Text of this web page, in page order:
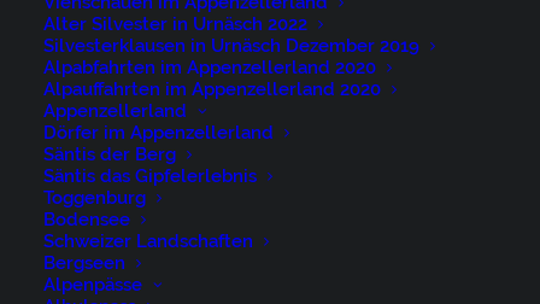
Alter Silvester in Urnäsch 2022
Silvesterklausen in Urnäsch Dezember 2019
Alpabfahrten im Appenzellerland 2020
Alpauffahrten im Appenzellerland 2020
Appenzellerland
Dörfer im Appenzellerland
Säntis der Berg
Säntis das Gipfelerlebnis
Toggenburg
Bodensee
Schweizer Landschaften
Bergseen
Alpenpässe
Passwortgeschützte
Seite
Dieser Inhalt ist passwortgeschützt. Bitte geben Sie
Ihr Passwort ein, um ihn anzusehen: